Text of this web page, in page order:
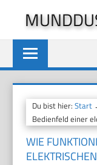
springen
Du bist hier:Start
Bedienfeld einer
WIE